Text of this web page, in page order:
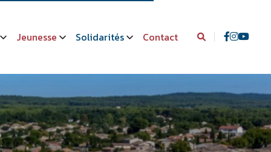
Jeunesse Solidarités Contact